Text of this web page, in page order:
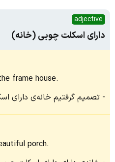
adjective
دارای اسکلت چوبی (خانه)
frame house.
تصمیم گرفتیم خانه‌ی دارای
porch.